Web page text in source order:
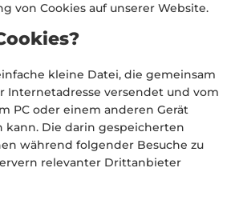
von Cookies auf unserer Website.
kleine Datei, die gemeinsam
Internetadresse versendet und vom
PC oder einem anderen Gerät
Die darin gespeicherten
während folgender Besuche zu
relevanter Drittanbieter